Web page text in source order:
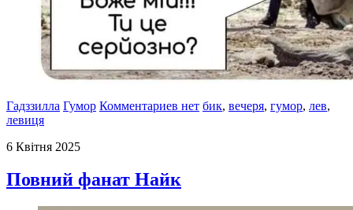
Гадззилла Гумор Комментариев нет бик, вечеря, гумор, лев,
левиця
6 Квітня 2025
Повний фанат Найк